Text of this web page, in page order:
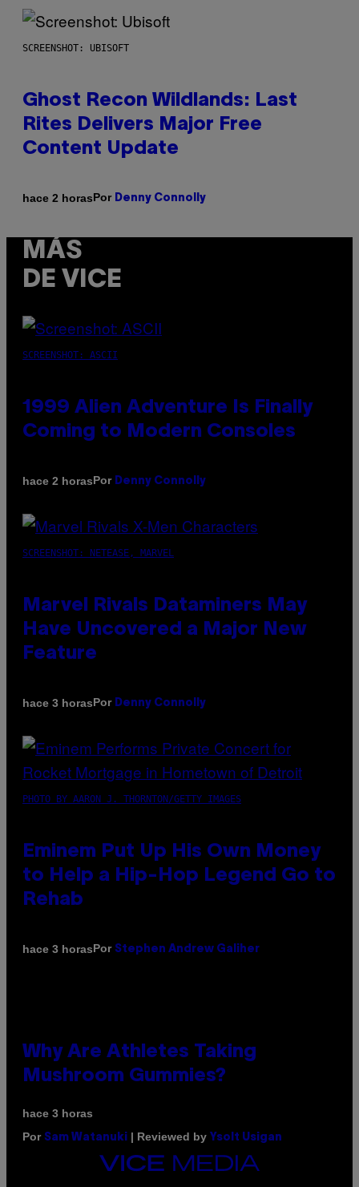
SCREENSHOT: UBISOFT
Ghost Recon Wildlands: Last
Rites Delivers Major Free
Content Update
hace 2 horasPor Denny Connolly
MÁS
DE VICE
SCREENSHOT: ASCII
1999 Alien Adventure Is Finally
Coming to Modern Consoles
hace 2 horasPor Denny Connolly
SCREENSHOT: NETEASE, MARVEL
Marvel Rivals Dataminers May
Have Uncovered a Major New
Feature
hace 3 horasPor Denny Connolly
PHOTO BY AARON J. THORNTON/GETTY IMAGES
Eminem Put Up His Own Money
to Help a Hip-Hop Legend Go to
Rehab
hace 3 horasPor Stephen Andrew Galiher
Why Are Athletes Taking
Mushroom Gummies?
hace 3 horas
Por Sam Watanuki | Reviewed by Ysolt Usigan
VICE